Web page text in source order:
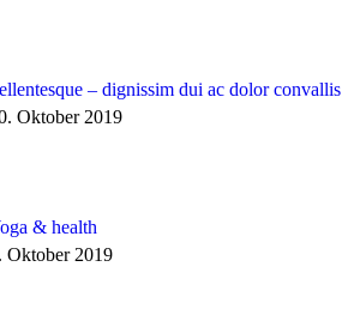
– dignissim dui ac dolor convallis
Oktober 2019
& health
Oktober 2019